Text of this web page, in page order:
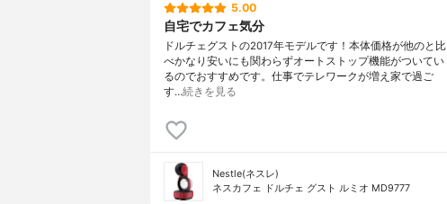
5.00
自宅でカフェ気分
ドルチェグストの2017年モデルです！本体価格が他のと比
べかなり安いにも関わらずオートストップ機能がついてい
るのでおすすめです。仕事でテレワークが増え家で過ご
す…続きを見る
Nestle(ネスレ)
ネスカフェ ドルチェ グスト ルミオ MD9777